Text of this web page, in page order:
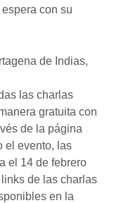
con su
de Indias,
las charlas
gratuita con
de la página
el evento, las
el 14 de febrero
de las charlas
en la